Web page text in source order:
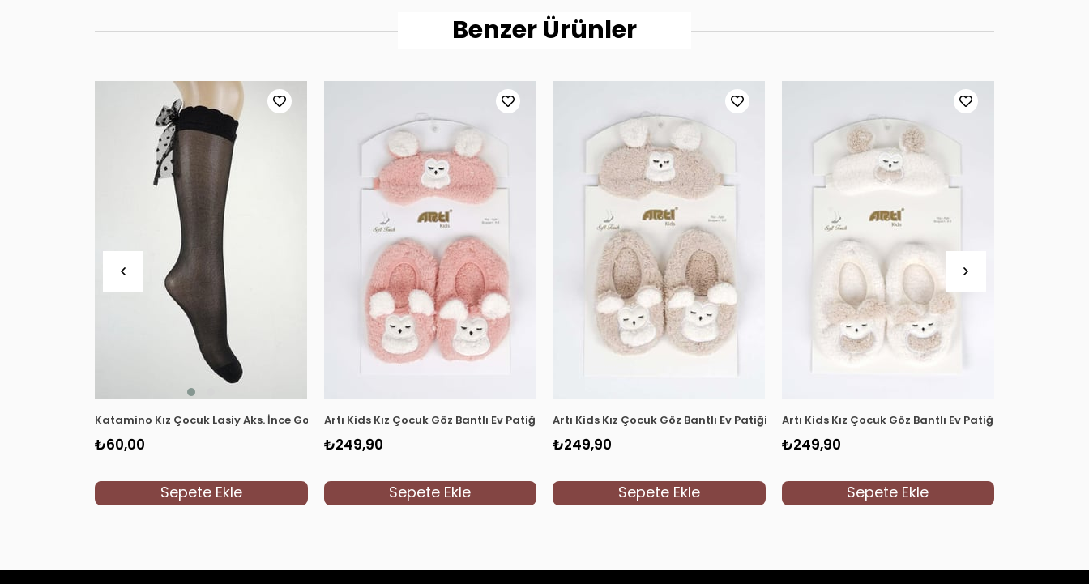
Benzer Ürünler
Katamino Kız Çocuk Lasiy Aks. İnce Golf Çorap K10033 Siyah
₺60,00
Sepete Ekle
Artı Kids Kız Çocuk Göz Bantlı Ev Patiği 850006 Somon
₺249,90
Sepete Ekle
Artı Kids Kız Çocuk Göz Bantlı Ev Patiği 850006 Vizon
₺249,90
Sepete Ekle
Artı Kids Kız Çocuk Göz Bantlı Ev Patiği 850006 Krem
₺249,90
Sepete Ekle